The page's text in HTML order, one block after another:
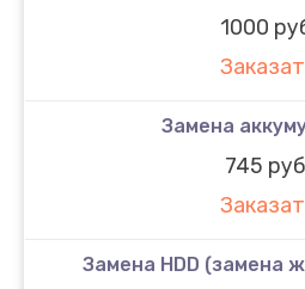
1000
Замена
745
Замена HDD (замена